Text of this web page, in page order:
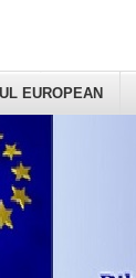
EUROPEAN